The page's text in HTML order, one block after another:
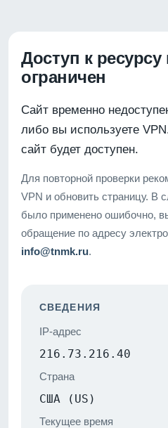
Доступ к
ограничен
Сайт временно
либо вы используете
сайт будет доступен.
Для повторной проверки
VPN и обновить страницу. В
было применено ошибочно,
обращение по адресу
info@tnmk.ru.
СВЕДЕНИЯ
IP-адрес
216.73.216.40
Страна
США (US)
Текущее время